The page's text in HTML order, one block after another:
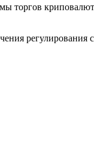
торгов
регулирования